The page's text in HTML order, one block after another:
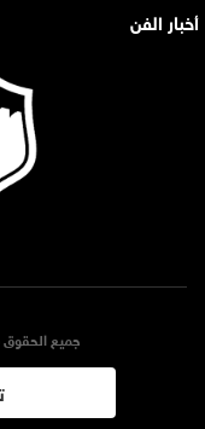
أخبار الفن
جميع الحقوق